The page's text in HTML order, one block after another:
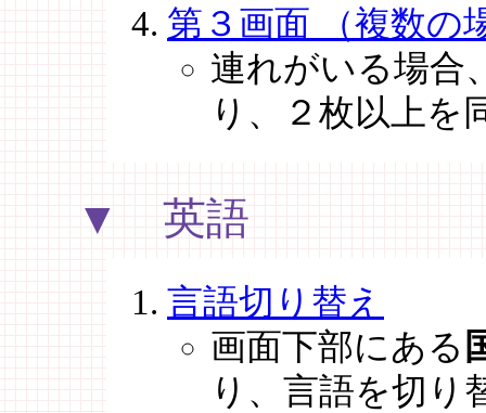
第３画面 （複数の
連れがいる場合
り、２枚以上を
▼ 英語
言語切り替え
画面下部にある
り、言語を切り